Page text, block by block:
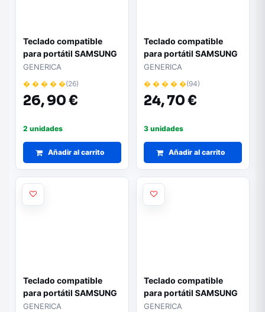
Teclado compatible
para portátil SAMSUNG
300e7a / np300e7a
GENERICA
� � � � �(26)
26,90 €
2 unidades
Añadir al carrito
Teclado compatible
para portátil SAMSUNG
350
GENERICA
� � � � �(94)
24,70 €
3 unidades
Añadir al carrito
Teclado compatible
para portátil SAMSUNG
530u / 530u4b
GENERICA
Teclado compatible
para portátil SAMSUNG
770z5e retroiluminado
GENERICA